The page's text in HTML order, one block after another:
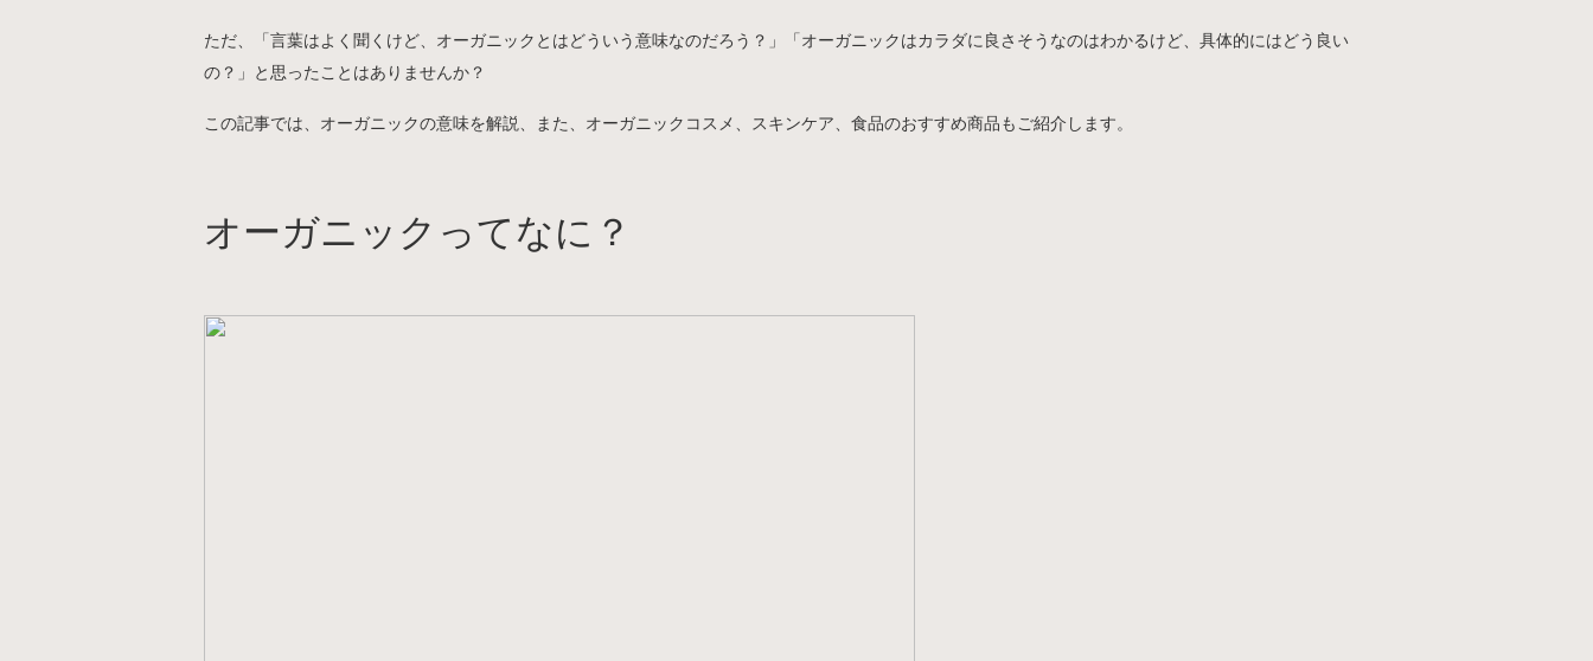
ただ、「言葉はよく聞くけど、オーガニックとはどういう意味なのだろう？」「オーガニックはカラダに良さそうなのはわかるけど、具体的にはどう良い
の？」と思ったことはありませんか？
この記事では、オーガニックの意味を解説、また、オーガニックコスメ、スキンケア、食品のおすすめ商品もご紹介します。
オーガニックってなに？